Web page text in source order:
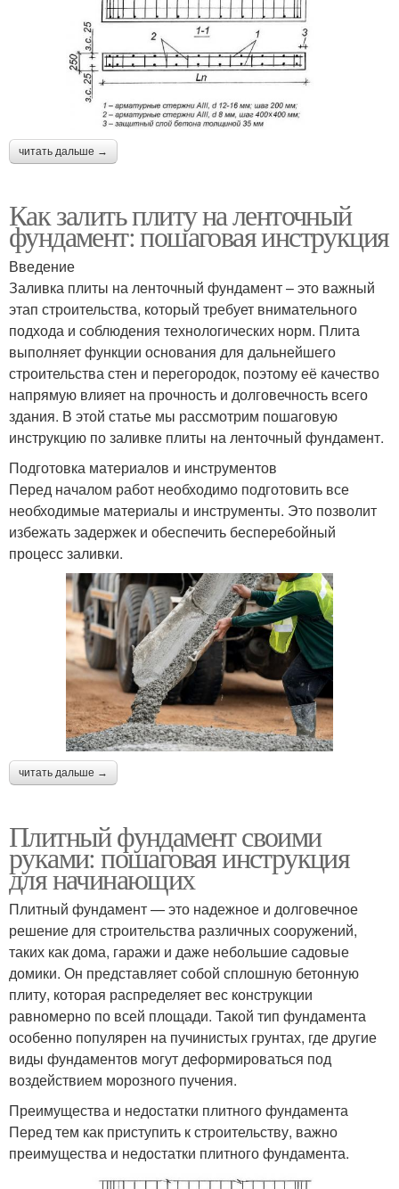
читать дальше →
Как залить плиту на ленточный
фундамент: пошаговая инструкция
Введение
Заливка плиты на ленточный фундамент – это важный
этап строительства, который требует внимательного
подхода и соблюдения технологических норм. Плита
выполняет функции основания для дальнейшего
строительства стен и перегородок, поэтому её качество
напрямую влияет на прочность и долговечность всего
здания. В этой статье мы рассмотрим пошаговую
инструкцию по заливке плиты на ленточный фундамент.
Подготовка материалов и инструментов
Перед началом работ необходимо подготовить все
необходимые материалы и инструменты. Это позволит
избежать задержек и обеспечить бесперебойный
процесс заливки.
читать дальше →
Плитный фундамент своими
руками: пошаговая инструкция
для начинающих
Плитный фундамент — это надежное и долговечное
решение для строительства различных сооружений,
таких как дома, гаражи и даже небольшие садовые
домики. Он представляет собой сплошную бетонную
плиту, которая распределяет вес конструкции
равномерно по всей площади. Такой тип фундамента
особенно популярен на пучинистых грунтах, где другие
виды фундаментов могут деформироваться под
воздействием морозного пучения.
Преимущества и недостатки плитного фундамента
Перед тем как приступить к строительству, важно
преимущества и недостатки плитного фундамента.